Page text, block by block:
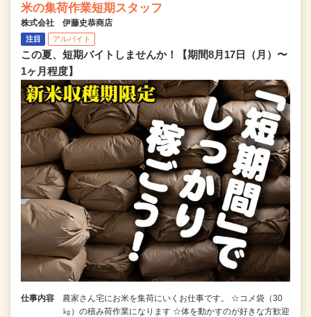
米の集荷作業短期スタッフ
株式会社 伊藤史恭商店
注目 アルバイト
この夏、短期バイトしませんか！【期間8月17日（月）〜
1ヶ月程度】
仕事内容
農家さん宅にお米を集荷にいくお仕事です。 ☆コメ袋（30
㎏）の積み荷作業になります ☆体を動かすのが好きな方歓迎